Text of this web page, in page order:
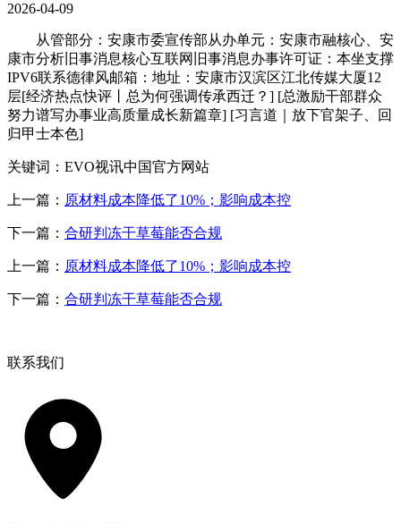
2026-04-09
从管部分：安康市委宣传部从办单元：安康市融核心、安
康市分析旧事消息核心互联网旧事消息办事许可证：本坐支撑
IPV6联系德律风邮箱：地址：安康市汉滨区江北传媒大厦12
层[经济热点快评丨总为何强调传承西迁？] [总激励干部群众
努力谱写办事业高质量成长新篇章] [习言道｜放下官架子、回
归甲士本色]
关键词：EVO视讯中国官方网站
上一篇： 原材料成本降低了10%；影响成本控
下一篇： 合研判冻干草莓能否合规
上一篇： 原材料成本降低了10%；影响成本控
下一篇： 合研判冻干草莓能否合规
联系我们